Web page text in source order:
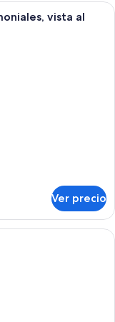
de hotel con dos camas,
vista al
Ver precio
de hotel con dos camas,